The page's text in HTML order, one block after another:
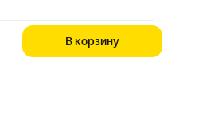
В корзину